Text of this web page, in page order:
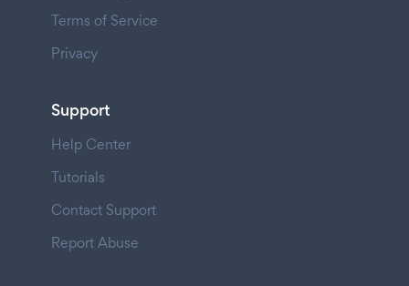
Terms of Service
Privacy
Support
Help Center
Tutorials
Contact Support
Report Abuse